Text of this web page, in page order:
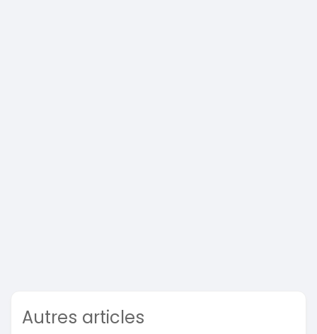
Autres articles